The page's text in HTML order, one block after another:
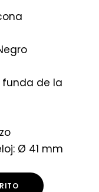
funda de la
Ø 41 mm